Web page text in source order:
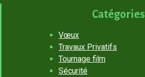
Catégories
Vœux
Travaux Privatifs
Tournage film
Sécurité